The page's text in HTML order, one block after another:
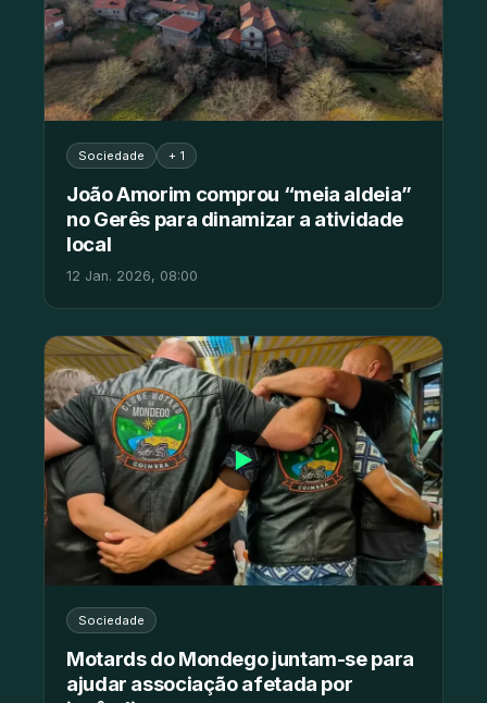
Sociedade + 1
João Amorim comprou “meia aldeia”
no Gerês para dinamizar a atividade
local
12 Jan. 2026, 08:00
▶
Sociedade
Motards do Mondego juntam-se para
ajudar associação afetada por